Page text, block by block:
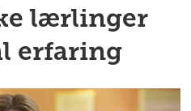
lærlinger
erfaring